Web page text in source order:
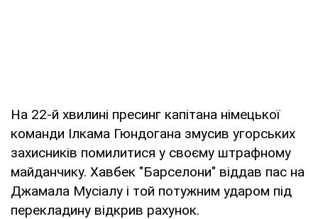
На 22-й хвилині пресинг капітана німецької
команди Ілкама Гюндогана змусив угорських
захисників помилитися у своєму штрафному
майданчику. Хавбек "Барселони" віддав пас на
Джамала Мусіалу і той потужним ударом під
перекладину відкрив рахунок.